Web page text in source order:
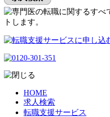
HOME
求人検索
転職支援サービス